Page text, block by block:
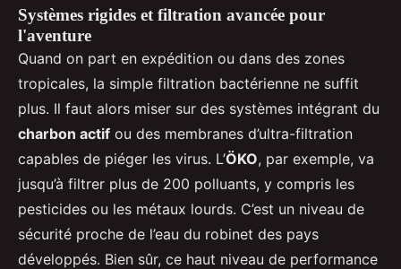
Systèmes rigides et filtration avancée pour
l'aventure
Quand on part en expédition ou dans des zones
tropicales, la simple filtration bactérienne ne suffit
plus. Il faut alors miser sur des systèmes intégrant du
charbon actif ou des membranes d’ultra-filtration
capables de piéger les virus. L’ÖKO, par exemple, va
jusqu’à filtrer plus de 200 polluants, y compris les
pesticides ou les métaux lourds. C’est un niveau de
sécurité proche de l’eau du robinet des pays
développés. Bien sûr, ce haut niveau de performance